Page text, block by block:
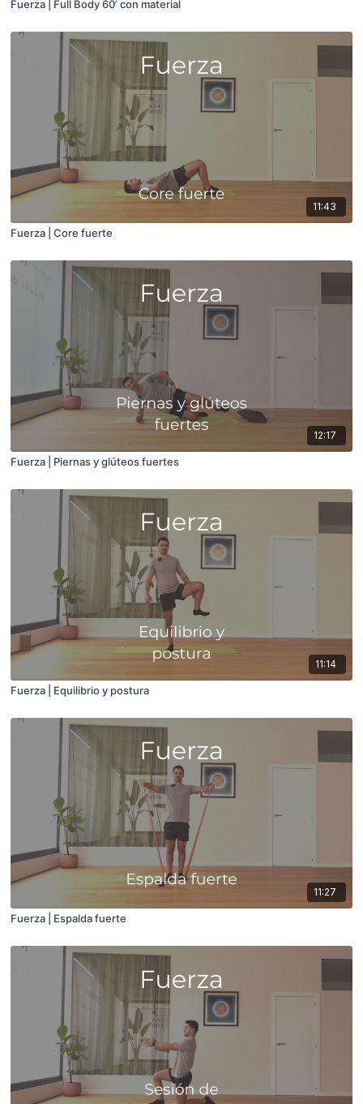
Fuerza | Full Body 60’ con material
11:43
Fuerza | Core fuerte
12:17
Fuerza | Piernas y glúteos fuertes
11:14
Fuerza | Equilibrio y postura
11:27
Fuerza | Espalda fuerte